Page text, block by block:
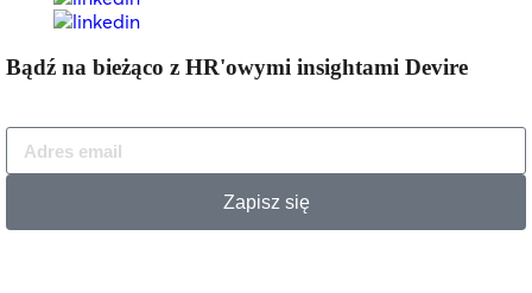
Bądź na bieżąco z HR'owymi insightami Devire
Zapisz się